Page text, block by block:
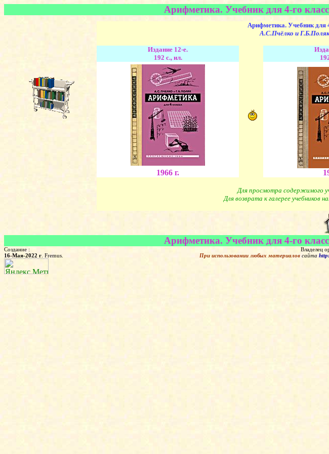
Арифметика. Учебник для 4-го
Арифметика. Учебник для
А.С.Пчёлко и
Издание 12-е.
192 с., ил.
1966 г.
Для просмотра содержимого
Для возврата к галерее
Арифметика. Учебник для 4-го
Создание :
16-Мая-2022 г . Fremus.
Владелец
При использовании любых материаловсайта